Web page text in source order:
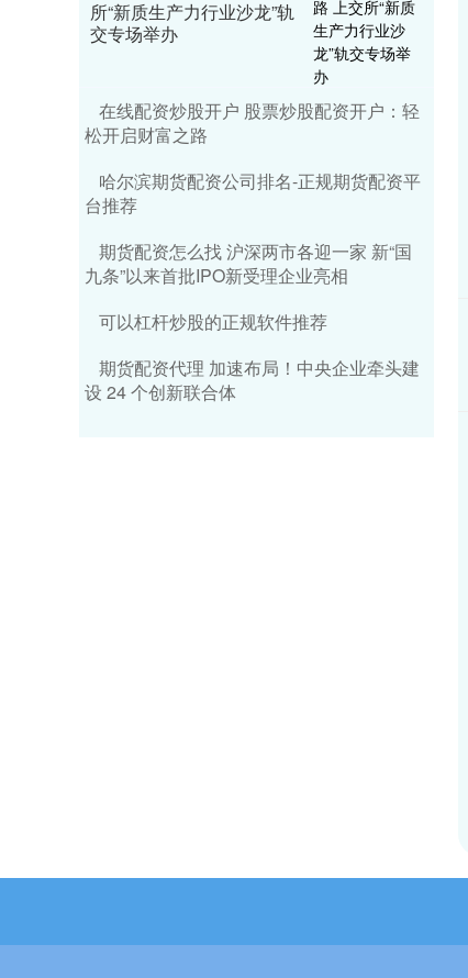
所“新质生产力行业沙龙”轨
交专场举办
在线配资炒股开户 股票炒股配资开户：轻
松开启财富之路
哈尔滨期货配资公司排名-正规期货配资平
台推荐
期货配资怎么找 沪深两市各迎一家 新“国
九条”以来首批IPO新受理企业亮相
可以杠杆炒股的正规软件推荐
期货配资代理 加速布局！中央企业牵头建
设 24 个创新联合体